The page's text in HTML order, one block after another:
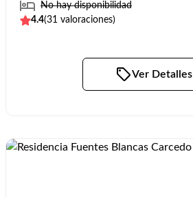
No hay disponibilidad
4.4(31 valoraciones)
Ver Detalles